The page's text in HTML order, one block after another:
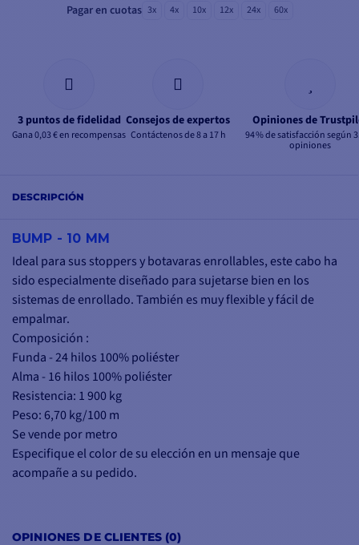
Pagar en cuotas 3x 4x 10x 12x 24x 60x
3 puntos de fidelidad
Gana 0,03 € en recompensas
Consejos de expertos
Contáctenos de 8 a 17 h
Opiniones de
94 % de satisfacción según
opiniones
DESCRIPCIÓN
BUMP - 10 MM
Ideal para sus stoppers y botavaras enrollables, este cabo ha
sido especialmente diseñado para sujetarse bien en los
sistemas de enrollado. También es muy flexible y fácil de
empalmar.
Composición :
Funda - 24 hilos 100% poliéster
Alma - 16 hilos 100% poliéster
Resistencia: 1 900 kg
Peso: 6,70 kg/100 m
Se vende por metro
Especifique el color de su elección en un mensaje que
acompañe a su pedido.
OPINIONES DE CLIENTES (0)